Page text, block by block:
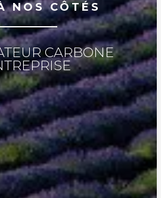
NOS CÔTÉS
CARBONE